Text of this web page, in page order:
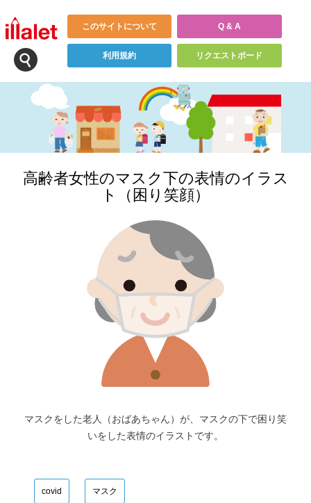
このサイトについて Q & A
利用規約 リクエストボード
高齢者女性のマスク下の表情のイラス
ト（困り笑顔）
マスクをした老人（おばあちゃん）が、マスクの下で困り笑
いをした表情のイラストです。
covid マスク